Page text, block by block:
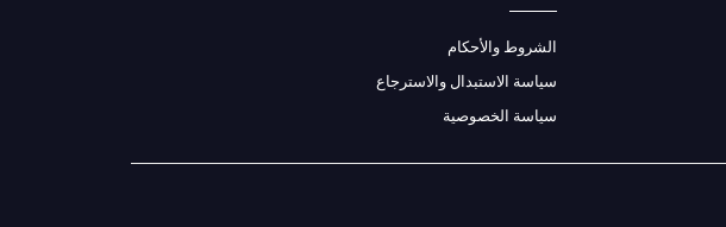
الشروط والأحكام
سياسة الاستبدال والاسترجاع
سياسة الخصوصية